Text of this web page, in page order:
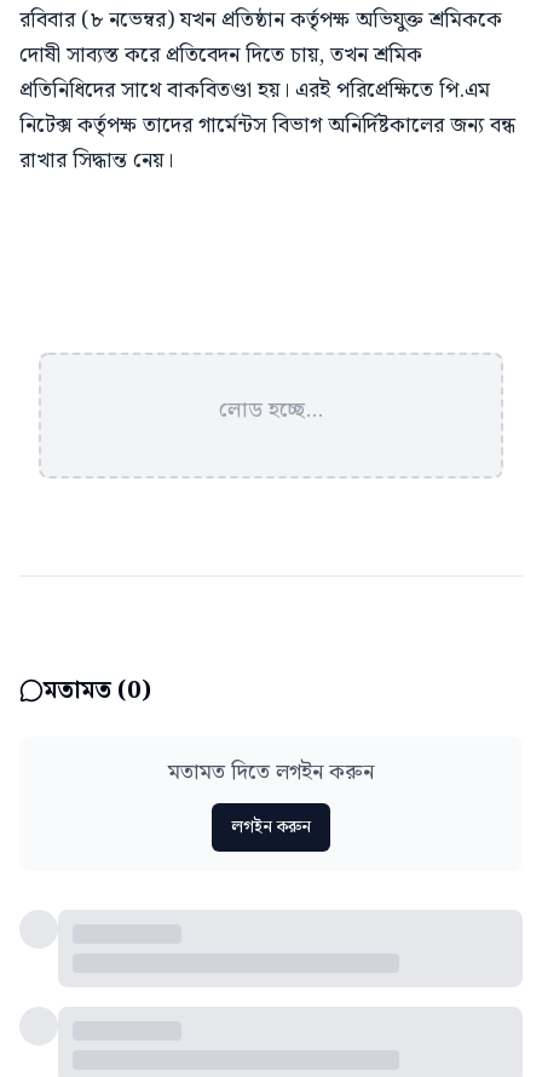
রবিবার (৮ নভেম্বর) যখন প্রতিষ্ঠান কর্তৃপক্ষ অভিযুক্ত শ্রমিককে
দোষী সাব্যস্ত করে প্রতিবেদন দিতে চায়, তখন শ্রমিক
প্রতিনিধিদের সাথে বাকবিতণ্ডা হয়। এরই পরিপ্রেক্ষিতে পি.এম
নিটেক্স কর্তৃপক্ষ তাদের গার্মেন্টস বিভাগ অনির্দিষ্টকালের জন্য বন্ধ
রাখার সিদ্ধান্ত নেয়।
লোড হচ্ছে...
মতামত (0)
মতামত দিতে লগইন করুন
লগইন করুন